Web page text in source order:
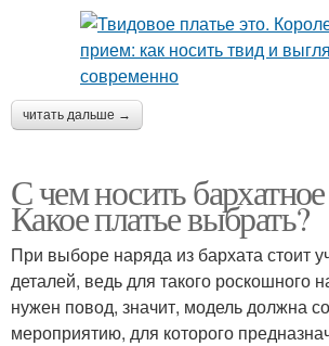
читать дальше →
С чем носить
Какое платье выбрать?
При выборе наряда из бархата стоит
деталей, ведь для такого роскошного
нужен повод, значит, модель должна
мероприятию, для которого